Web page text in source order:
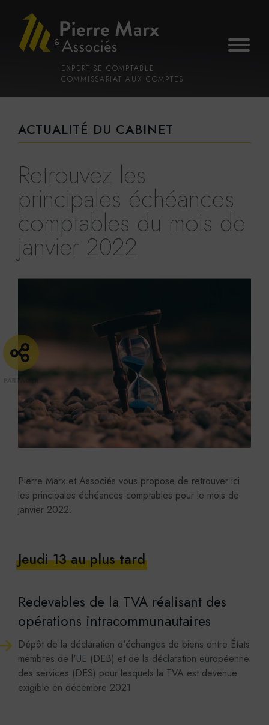
gestion
contenu
EXPERTISE COMPTABLE
COMMISSARIAT AUX COMPTES
ACTUALITÉ DU CABINET
Retrouvez les
principales échéances
comptables du mois de
janvier 2022
Pierre Marx et Associés vous propose de retrouver ici
les principales échéances comptables pour le mois de
janvier 2022.
Jeudi 13 au plus tard
Redevables de la TVA réalisant des
opérations intracommunautaires
Dépôt de la déclaration d'échanges de biens entre États
membres de l'UE (DEB) et de la déclaration européenne
des services (DES) pour lesquels la TVA est devenue
exigible en décembre 2021